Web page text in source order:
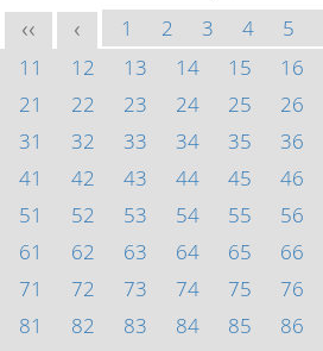
<< < 1 2 3 4 5
11
12 13 14 15 16
21
22 23 24 25 26
31
32 33 34 35 36
41
42 43 44 45 46
51
52 53 54 55 56
61
62 63 64 65 66
71
72 73 74 75 76
81
82 83 84 85 86